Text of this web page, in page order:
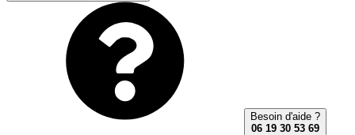
Besoin d'aide ?
06 19 30 53 69